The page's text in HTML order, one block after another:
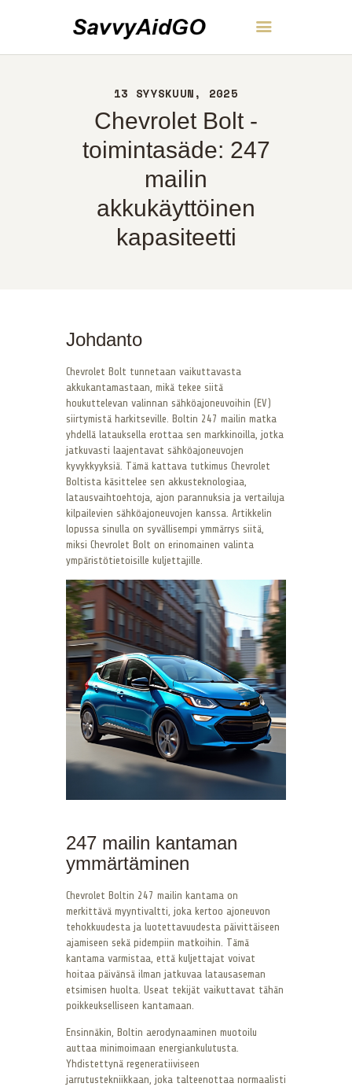
13 SYYSKUUN, 2025
Chevrolet Bolt -
toimintasäde: 247
mailin
akkukäyttöinen
kapasiteetti
SavvyAidGO
NOIN
YHTEYS
Johdanto
Chevrolet Bolt tunnetaan vaikuttavasta
akkukantamastaan, mikä tekee siitä
houkuttelevan valinnan sähköajoneuvoihin (EV)
siirtymistä harkitseville. Boltin 247 mailin matka
yhdellä latauksella erottaa sen markkinoilla, jotka
jatkuvasti laajentavat sähköajoneuvojen
kyvykkyyksiä. Tämä kattava tutkimus Chevrolet
Boltista käsittelee sen akkusteknologiaa,
latausvaihtoehtoja, ajon parannuksia ja vertailuja
kilpailevien sähköajoneuvojen kanssa. Artikkelin
lopussa sinulla on syvällisempi ymmärrys siitä,
miksi Chevrolet Bolt on erinomainen valinta
ympäristötietoisille kuljettajille.
247 mailin kantaman
ymmärtäminen
Chevrolet Boltin 247 mailin kantama on
merkittävä myyntivaltti, joka kertoo ajoneuvon
tehokkuudesta ja luotettavuudesta päivittäiseen
ajamiseen sekä pidempiin matkoihin. Tämä
kantama varmistaa, että kuljettajat voivat
hoitaa päivänsä ilman jatkuvaa latausaseman
etsimisen huolta. Useat tekijät vaikuttavat tähän
poikkeukselliseen kantamaan.
Ensinnäkin, Boltin aerodynaaminen muotoilu
auttaa minimoimaan energiankulutusta.
Yhdistettynä regeneratiiviseen
jarrutustekniikkaan, joka talteenottaa normaalisti